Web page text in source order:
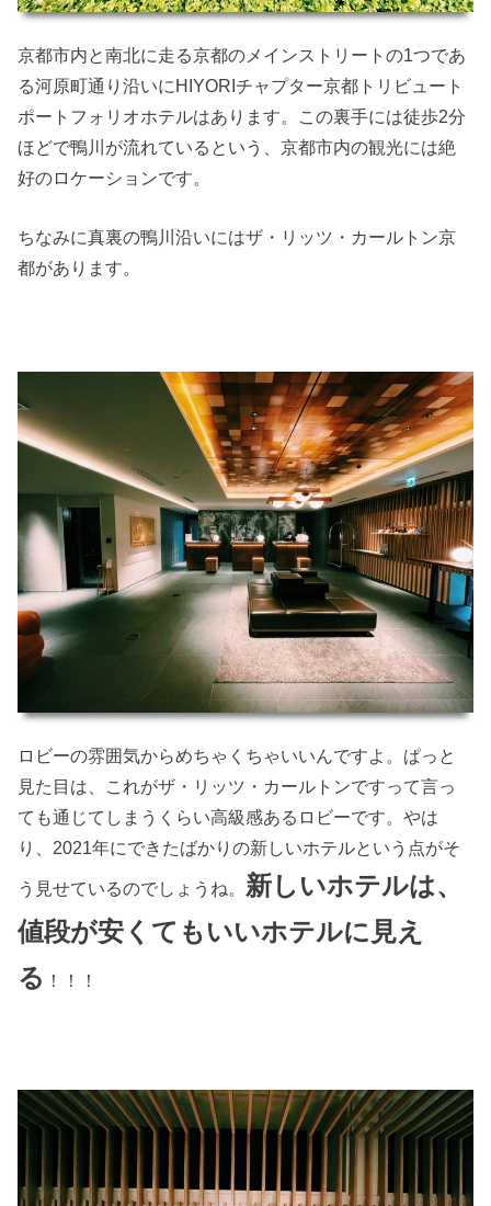
京都市内と南北に走る京都のメインストリートの1つであ
る河原町通り沿いにHIYORIチャプター京都トリビュート
ポートフォリオホテルはあります。この裏手には徒歩2分
ほどで鴨川が流れているという、京都市内の観光には絶
好のロケーションです。
ちなみに真裏の鴨川沿いにはザ・リッツ・カールトン京
都があります。
ロビーの雰囲気からめちゃくちゃいいんですよ。ぱっと
見た目は、これがザ・リッツ・カールトンですって言っ
ても通じてしまうくらい高級感あるロビーです。やは
り、2021年にできたばかりの新しいホテルという点がそ
う見せているのでしょうね。 新しいホテルは、
値段が安くてもいいホテルに見え
る ！！！